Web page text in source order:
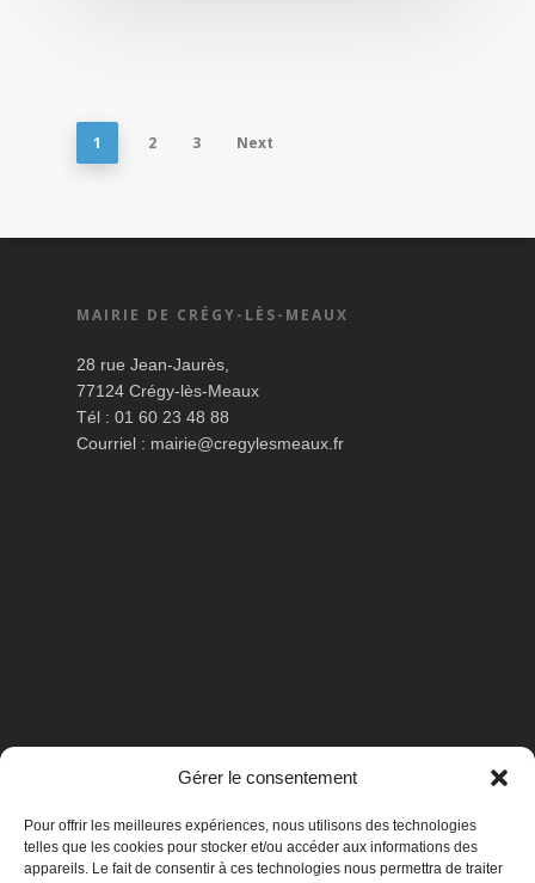
Gérer le consentement
Pour offrir les meilleures expériences, nous utilisons des technologies
telles que les cookies pour stocker et/ou accéder aux informations des
appareils. Le fait de consentir à ces technologies nous permettra de traiter
1 2 3 Next
MAIRIE DE CRÉGY-LÈS-MEAUX
28 rue Jean-Jaurès,
77124 Crégy-lès-Meaux
Tél : 01 60 23 48 88
Courriel : mairie@cregylesmeaux.fr